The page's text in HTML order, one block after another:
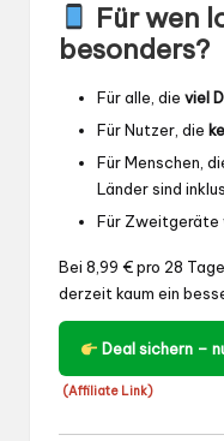
Für wen
besonders?
Für alle, die viel
Für Nutzer, die
Für Menschen,
Länder sind
Für Zweitgeräte
Bei 8,99 € pro 28
derzeit kaum ein
Deal sichern –
(Affiliate Link)